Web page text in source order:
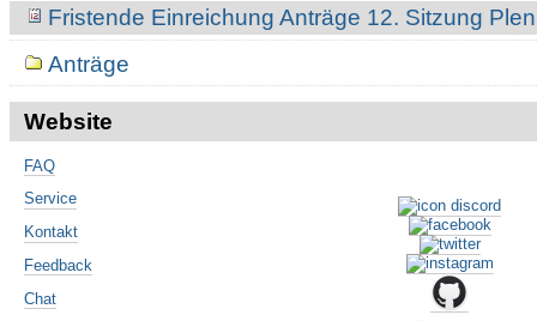
Fristende Einreichung Anträge 12. Sitzung
Anträge
Website
FAQ
Service
Kontakt
Feedback
Chat